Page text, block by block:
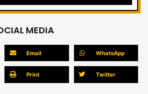
MEDIA
Email WhatsApp
Print Twitter